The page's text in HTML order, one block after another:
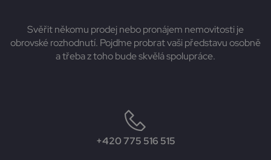
Svěřit někomu prodej nebo pronájem nemovitosti je
obrovské rozhodnutí. Pojďme probrat vaši představu osobně
a třeba z toho bude skvělá spolupráce.
+420 775 516 515